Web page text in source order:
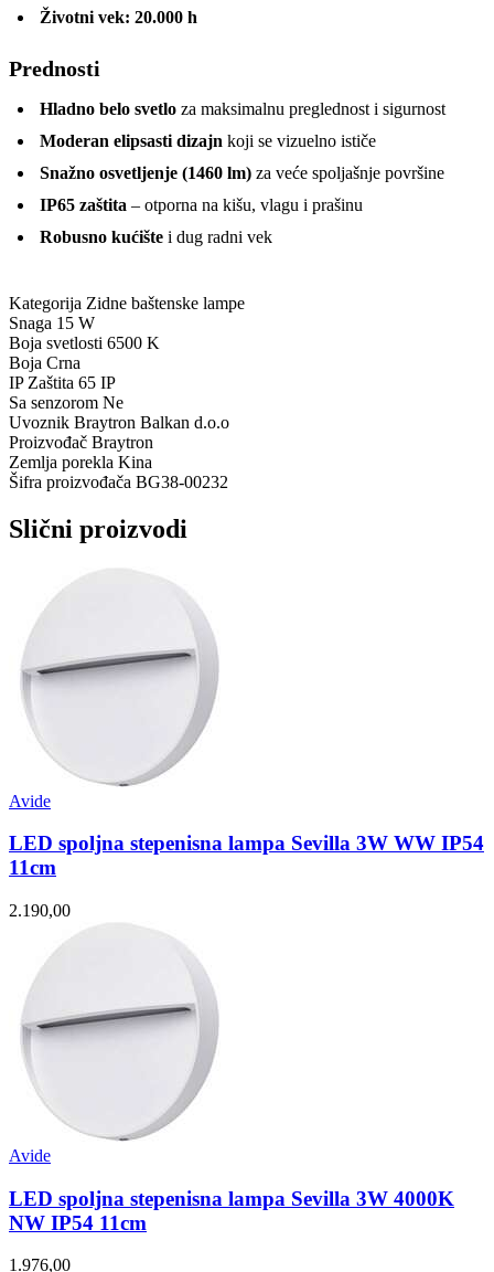
Životni vek: 20.000 h
Prednosti
Hladno belo svetlo za maksimalnu preglednost i sigurnost
Moderan elipsasti dizajn koji se vizuelno ističe
Snažno osvetljenje (1460 lm) za veće spoljašnje površine
IP65 zaštita – otporna na kišu, vlagu i prašinu
Robusno kućište i dug radni vek
Kategorija Zidne baštenske lampe
Snaga 15 W
Boja svetlosti 6500 K
Boja Crna
IP Zaštita 65 IP
Sa senzorom Ne
Uvoznik Braytron Balkan d.o.o
Proizvođač Braytron
Zemlja porekla Kina
Šifra proizvođača BG38-00232
Slični proizvodi
Avide
LED spoljna stepenisna lampa Sevilla 3W WW IP54
11cm
2.190,00
Avide
LED spoljna stepenisna lampa Sevilla 3W 4000K
NW IP54 11cm
1.976,00